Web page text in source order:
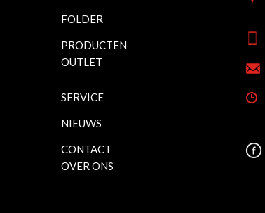
FOLDER
PRODUCTEN
OUTLET
SERVICE
NIEUWS
CONTACT
OVER ONS